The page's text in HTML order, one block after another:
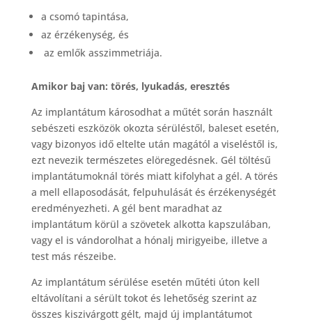
a csomó tapintása,
az érzékenység, és
az emlők asszimmetriája.
Amikor baj van: törés, lyukadás, eresztés
Az implantátum károsodhat a műtét során használt
sebészeti eszközök okozta sérüléstől, baleset esetén,
vagy bizonyos idő eltelte után magától a viseléstől is,
ezt nevezik természetes elöregedésnek. Gél töltésű
implantátumoknál törés miatt kifolyhat a gél. A törés
a mell ellaposodását, felpuhulását és érzékenységét
eredményezheti. A gél bent maradhat az
implantátum körül a szövetek alkotta kapszulában,
vagy el is vándorolhat a hónalj mirigyeibe, illetve a
test más részeibe.
Az implantátum sérülése esetén műtéti úton kell
eltávolítani a sérült tokot és lehetőség szerint az
összes kiszivárgott gélt, majd új implantátumot